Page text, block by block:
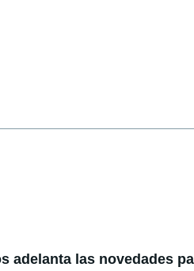
adelanta las novedades